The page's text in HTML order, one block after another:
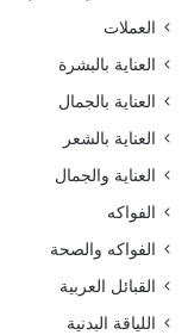
العملات
العناية بالبشرة
العناية بالجمال
العناية بالشعر
العناية والجمال
الفواكه
الفواكه والصحة
القبائل العربية
اللياقة البدنية